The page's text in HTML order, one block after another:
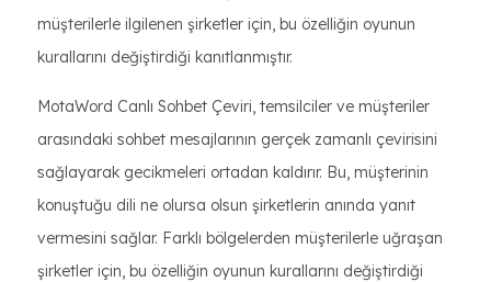
müşterilerle ilgilenen şirketler için, bu özelliğin oyunun
kurallarını değiştirdiği kanıtlanmıştır.
MotaWord Canlı Sohbet Çeviri, temsilciler ve müşteriler
arasındaki sohbet mesajlarının gerçek zamanlı çevirisini
sağlayarak gecikmeleri ortadan kaldırır. Bu, müşterinin
konuştuğu dili ne olursa olsun şirketlerin anında yanıt
vermesini sağlar. Farklı bölgelerden müşterilerle uğraşan
şirketler için, bu özelliğin oyunun kurallarını değiştirdiği